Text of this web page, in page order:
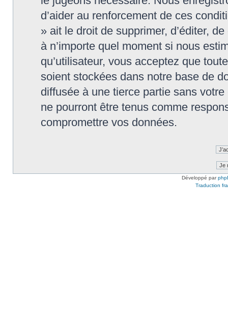
d’aider au renforcement de ces
» ait le droit de supprimer, d’éditer,
à n’importe quel moment si nous
qu’utilisateur, vous acceptez que
soient stockées dans notre base de
diffusée à une tierce partie sans
ne pourront être tenus comme
compromettre vos données.
Développé par
Traduction